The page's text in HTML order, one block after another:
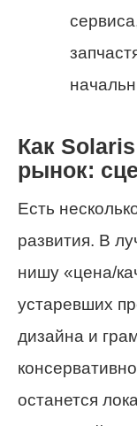
Как
рынок:
Есть
развития. В
нишу «цена/
устаревших
дизайна и
останется